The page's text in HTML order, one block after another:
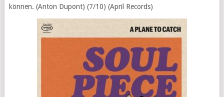
können. (Anton Dupont) (7/10) (April Records)